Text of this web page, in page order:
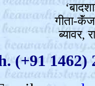
गीता-
ब्यावर,
(+91 1462)